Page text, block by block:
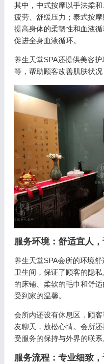
其中，中式按摩以手法柔
疲劳、舒缓压力；泰式按
提高身体的柔韧性和血液
促进全身血液循环。
养生天堂SPA还提供美容
等，帮助顾客改善肌肤状况
服务环境：舒适宜人
养生天堂SPA会所的环境
卫生间，保证了顾客的隐
的床铺、柔软的毛巾和舒
受到家的温馨。
会所内还设有休息区，顾
友聊天，放松心情。会所
受服务的保持与外界的联系
服务流程：专业细致